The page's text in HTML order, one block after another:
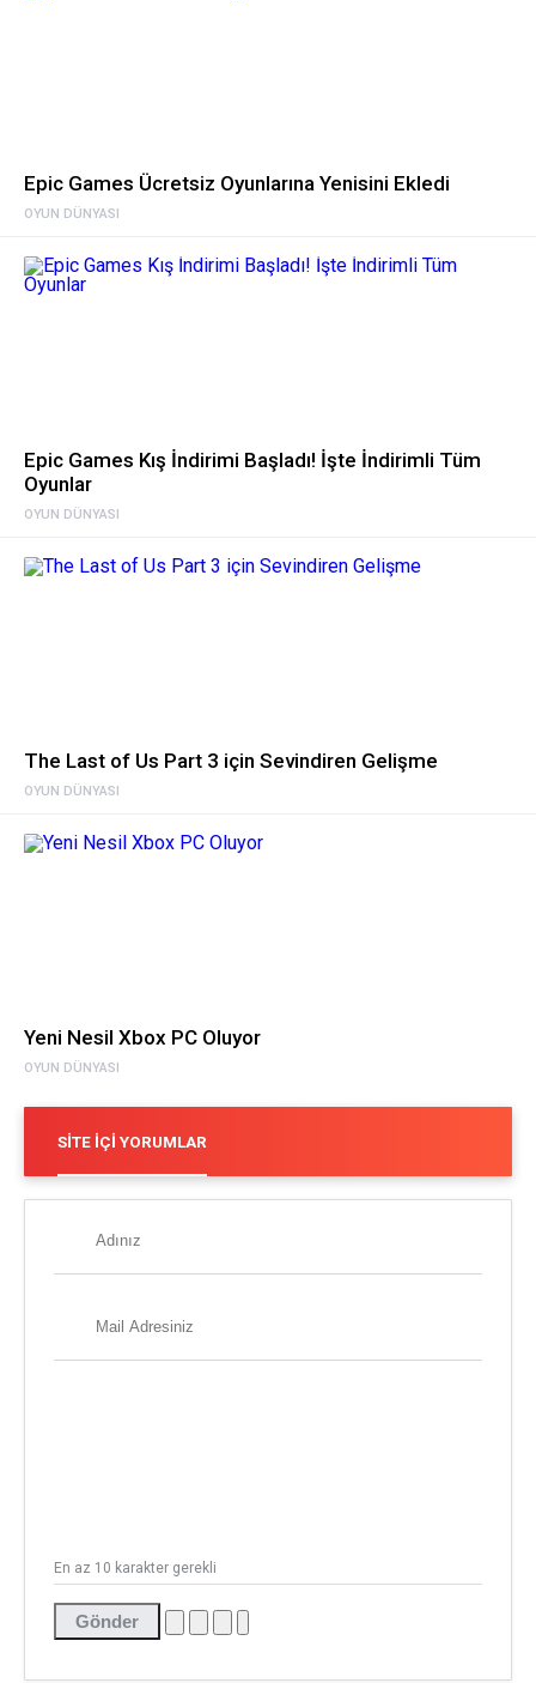
OYUN DÜNYASI
Epic Games Ücretsiz Oyunlarına Yenisini Ekledi
OYUN DÜNYASI
Epic Games Kış İndirimi Başladı! İşte İndirimli Tüm
Oyunlar
OYUN DÜNYASI
The Last of Us Part 3 için Sevindiren Gelişme
OYUN DÜNYASI
Yeni Nesil Xbox PC Oluyor
SITE İÇI YORUMLAR
Gönder
En az 10 karakter gerekli